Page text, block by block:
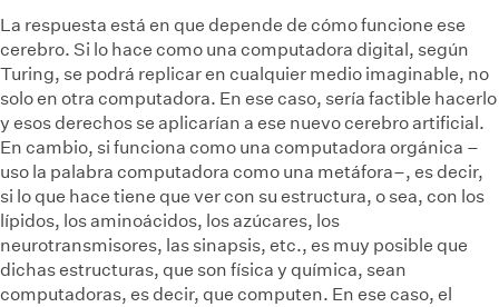
La respuesta está en que depende de cómo funcione ese
cerebro. Si lo hace como una computadora digital, según
Turing, se podrá replicar en cualquier medio imaginable, no
solo en otra computadora. En ese caso, sería factible hacerlo
y esos derechos se aplicarían a ese nuevo cerebro artificial.
En cambio, si funciona como una computadora orgánica –
uso la palabra computadora como una metáfora–, es decir,
si lo que hace tiene que ver con su estructura, o sea, con los
lípidos, los aminoácidos, los azúcares, los
neurotransmisores, las sinapsis, etc., es muy posible que
dichas estructuras, que son física y química, sean
computadoras, es decir, que computen. En ese caso, el